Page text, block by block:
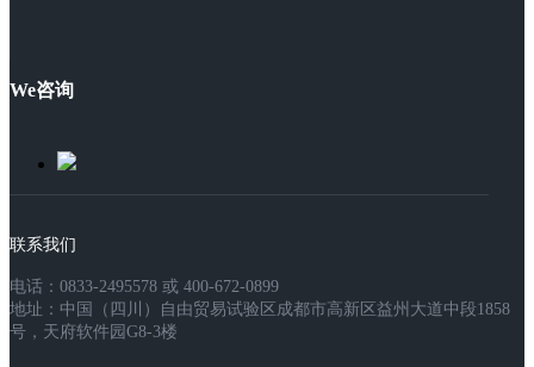
We咨询
联系我们
电话：0833-2495578 或 400-672-0899
地址：中国（四川）自由贸易试验区成都市高新区益州大道中段1858
号，天府软件园G8-3楼